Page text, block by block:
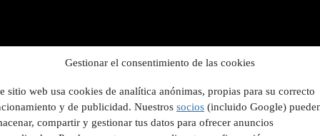
Gestionar el consentimiento de las cookies
sitio web usa cookies de analítica anónimas, propias para su correcto
y de publicidad. Nuestros socios (incluido Google)
compartir y gestionar tus datos para ofrecer anuncios